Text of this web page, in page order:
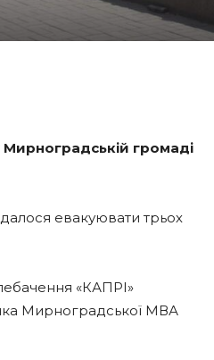
громаді
евакуювати трьох
«КАПРІ»
Мирноградської МВА